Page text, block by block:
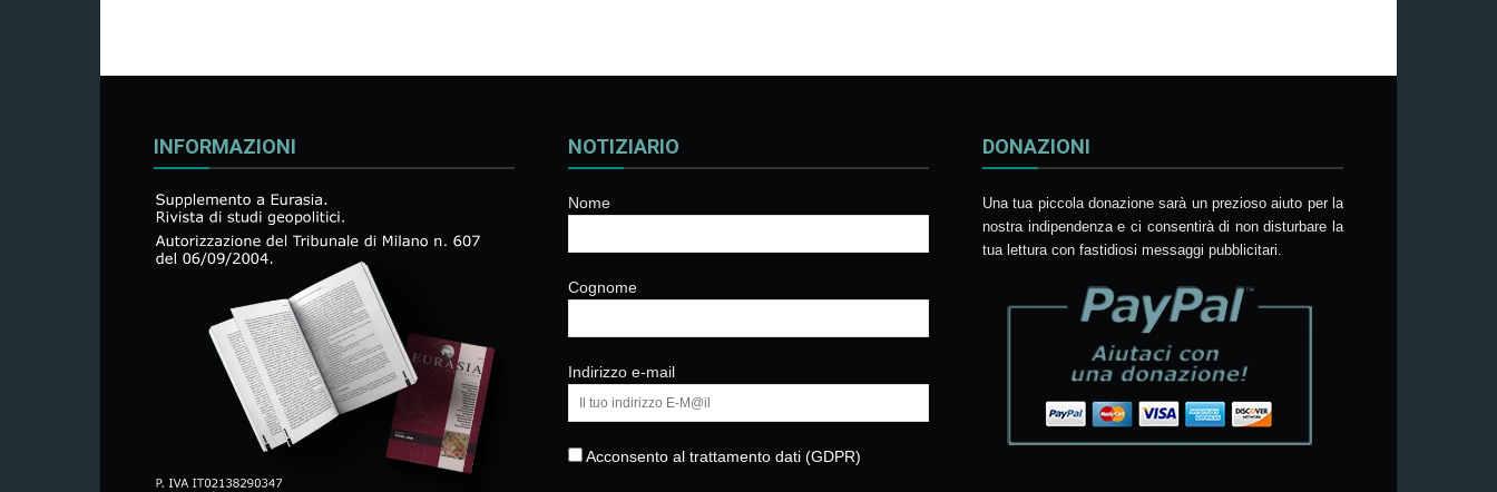
INFORMAZIONI NOTIZIARIO
Nome
Cognome
Indirizzo e-mail
Acconsento al trattamento dati (GDPR)
DONAZIONI
Una tua piccola donazione sarà un prezioso aiuto per la
nostra indipendenza e ci consentirà di non disturbare la
tua lettura con fastidiosi messaggi pubblicitari.